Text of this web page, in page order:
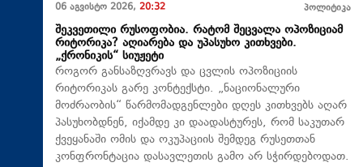
06 აგვისტო 2026, 20:32 პოლიტიკა
შეკვეთილი რუსოფობია. რატომ შეცვალა ოპოზიციამ
რიტორიკა? აღიარება და უპასუხო კითხვები.
„ქრონიკის“ სიუჟეტი
როგორ განსაზღვრავს და ცვლის ოპოზიციის
რიტორიკას გარე კონტექსტი. „ნაციონალური
მოძრაობის“ წარმომადგენლები დღეს კითხვებს აღარ
პასუხობდნენ, იქამდე კი დაადასტურეს, რომ საკუთარ
ქვეყანაში ომის და ოკუპაციის შემდეგ რუსეთთან
კონფრონტაცია დასავლეთის გამო არ სჭირდებოდათ.